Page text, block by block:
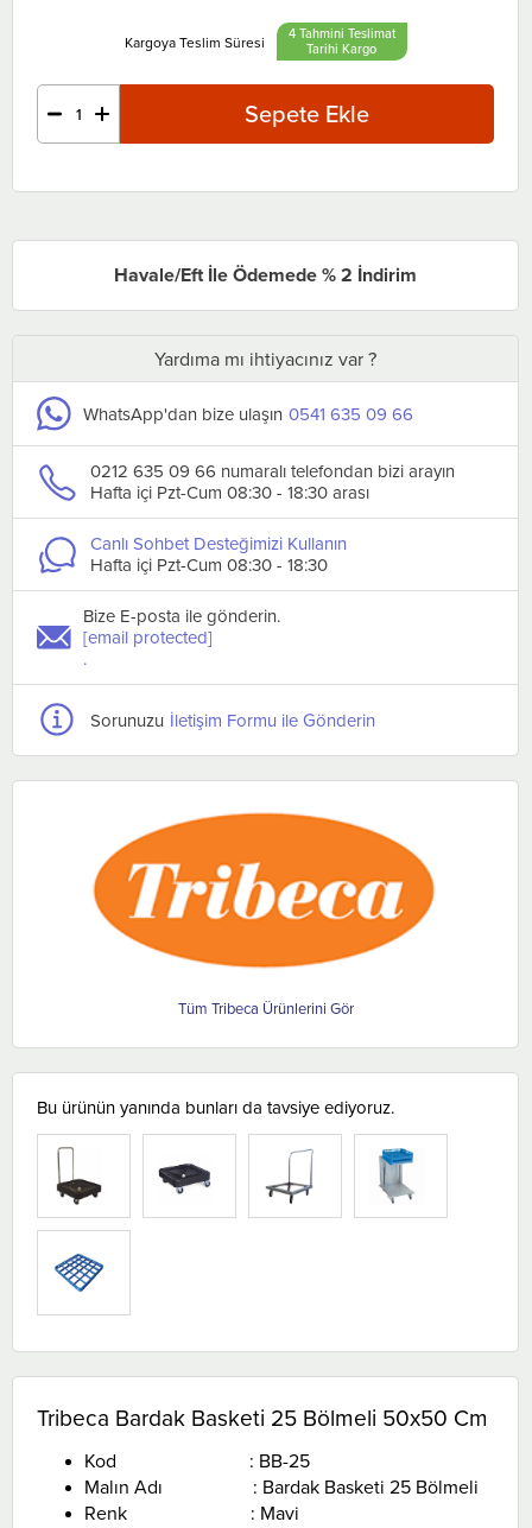
4 Tahmini Teslimat
Tarihi
Havale/Eft İle Ödemede % 2 İndirim
Yardıma mı ihtiyacınız var ?
WhatsApp'dan bize ulaşın 0541 635 09 66
0212 635 09 66 numaralı telefondan bizi arayın
Hafta içi Pzt-Cum 08:30 - 18:30 arası
Canlı Sohbet Desteğimizi Kullanın
Hafta içi Pzt-Cum 08:30 - 18:30
Bize E-posta ile gönderin.
[email protected]
.
Sorunuzu İletişim Formu ile Gönderin
Tribeca
Bu ürünün yanında bunları da tavsiye ediyoruz.
TÜKENDI
Tribeca Bardak Basketi 25 Bölmeli 50x50 Cm
Kod : BB-25
Malın Adı : Bardak Basketi 25 Bölmeli
Renk : Mavi